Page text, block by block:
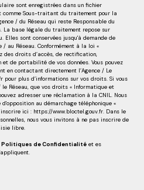
sont enregistrées dans un fichier
Sous-traitant du traitement pour la
/ du Réseau qui reste Responsable du
La base légale du traitement repose sur
Elles sont conservées jusqu'à demande de
au Réseau. Conformément à la loi «
des droits d’accès, de rectification,
de portabilité de vos données. Vous pouvez
en contactant directement l’Agence / Le
pour plus d’informations sur vos droits. Si vous
Réseau, que vos droits « Informatique et
adresser une réclamation à la CNIL. Nous
au démarchage téléphonique «
inscrire ici : https://www.bloctel.gouv.fr. Dans le
nous vous invitons à ne pas inscrire de
libre.
Politiques de Confidentialité et es